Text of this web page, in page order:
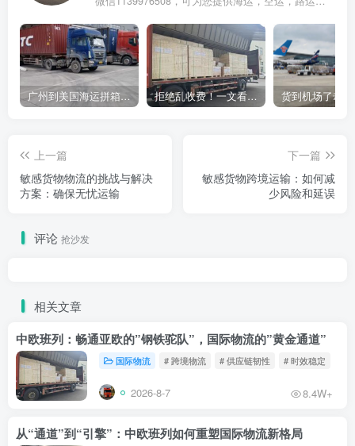
广州到美国海运拼箱多少钱？2024年最新运费构成+隐藏费用避坑指南 拒绝乱收费！一文看懂中国货代计费套路，教你避开所有隐形坑
上一篇
敏感货物物流的挑战与解决
方案：确保无忧运输
下一篇
敏感货物跨境运输：如何减
少风险和延误
评论 抢沙发
相关文章
中欧班列：畅通亚欧的”钢铁驼队”，国际物流的”黄金通道”
国际物流 # 跨境物流 # 供应链韧性 # 时效稳定
2026-8-7 8.4W+
从“通道”到“引擎”：中欧班列如何重塑国际物流新格局